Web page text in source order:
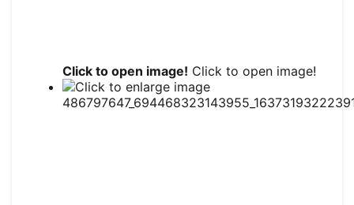
Click to open image! Click to open image!